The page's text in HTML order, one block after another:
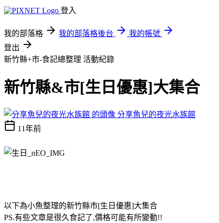
登入
我的部落格 我的部落格後台
我的帳號
登出
新竹縣+市-食記總整理 活動紀錄
新竹縣&市[生日優惠]大集合
分享魚兒的夜光水族館
11年前
以下為小魚整理的新竹縣市[生日優惠]大集合
PS.有些文章是很久食記了,價格可能有所變動!!